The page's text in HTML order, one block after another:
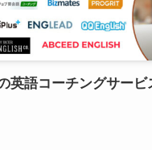
英語コーチングサービ